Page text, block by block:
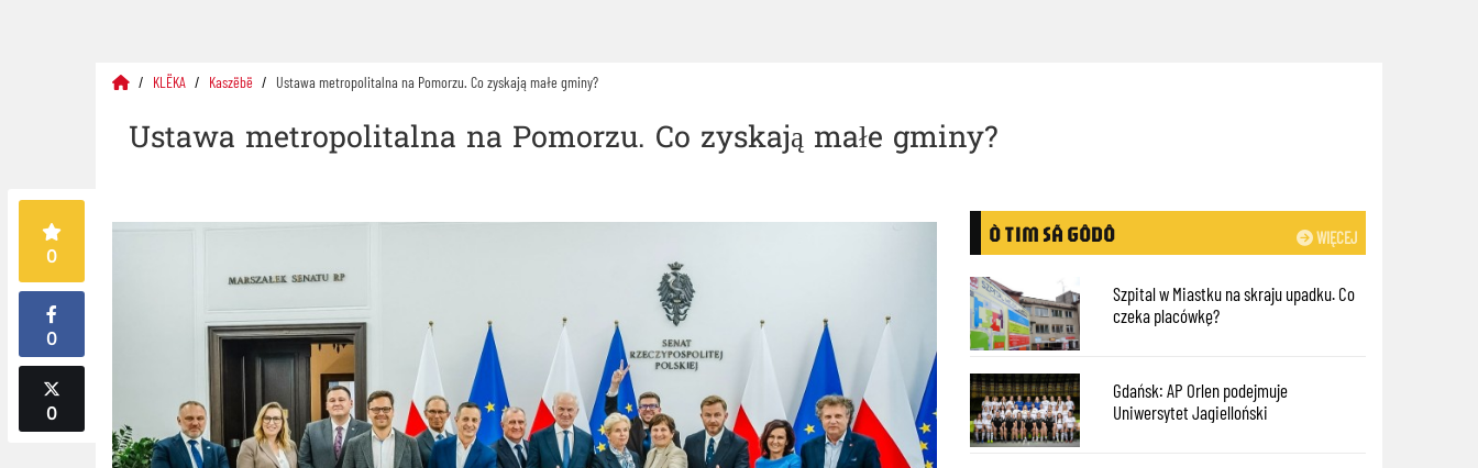
KLËKA Kaszëbë Ustawa metropolitalna na Pomorzu. Co zyskają małe gminy?
Ustawa metropolitalna na Pomorzu. Co zyskają małe gminy?
0
0
0
WIĘCEJ
Ò TIM SÃ GÔDÔ
Szpital w Miastku na skraju upadku. Co
czeka placówkę?
Gdańsk: AP Orlen podejmuje
Uniwersytet Jagielloński